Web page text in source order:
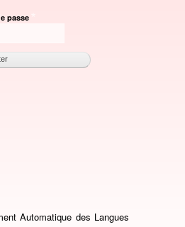
au
principal
passe
Automatique des Langues